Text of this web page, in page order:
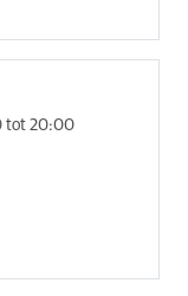
tot 20:00